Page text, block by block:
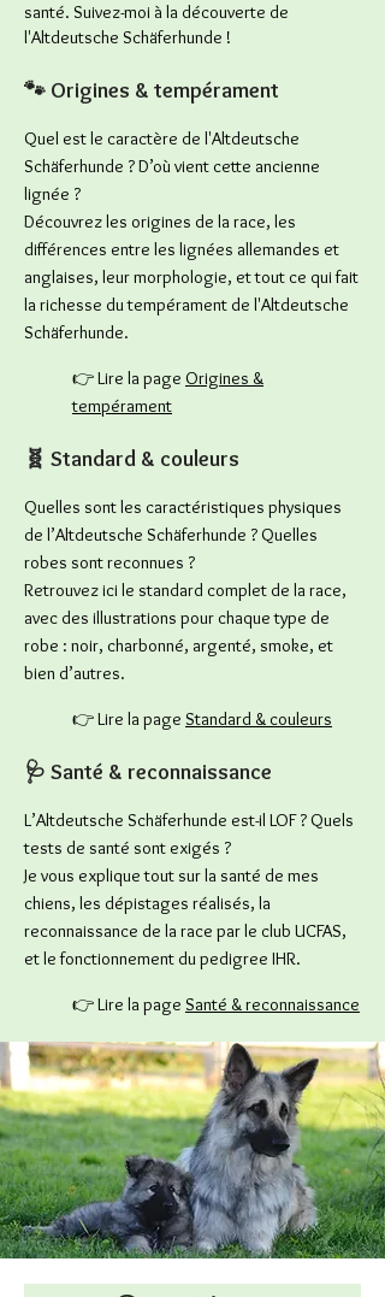
santé. Suivez-moi à la découverte de
l'Altdeutsche Schäferhunde !
🐾 Origines & tempérament
Quel est le caractère de l'Altdeutsche
Schäferhunde ? D’où vient cette ancienne
lignée ?
Découvrez les origines de la race, les
différences entre les lignées allemandes et
anglaises, leur morphologie, et tout ce qui fait
la richesse du tempérament de l'Altdeutsche
Schäferhunde.
👉 Lire la page Origines &
tempérament
🧬 Standard & couleurs
Quelles sont les caractéristiques physiques
de l’Altdeutsche Schäferhunde ? Quelles
robes sont reconnues ?
Retrouvez ici le standard complet de la race,
avec des illustrations pour chaque type de
robe : noir, charbonné, argenté, smoke, et
bien d’autres.
👉 Lire la page Standard & couleurs
🩺 Santé & reconnaissance
L’Altdeutsche Schäferhunde est-il LOF ? Quels
tests de santé sont exigés ?
Je vous explique tout sur la santé de mes
chiens, les dépistages réalisés, la
reconnaissance de la race par le club UCFAS,
et le fonctionnement du pedigree IHR.
👉 Lire la page Santé & reconnaissance